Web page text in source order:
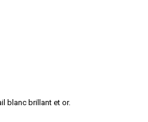
blanc brillant et or.